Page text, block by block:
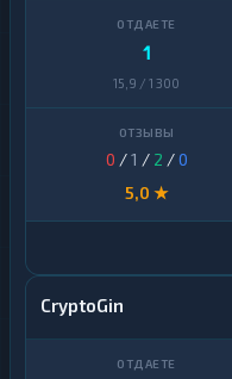
1
15,9 / 1 300
0 /1 / 2 /0
5,0 ★
CryptoGin